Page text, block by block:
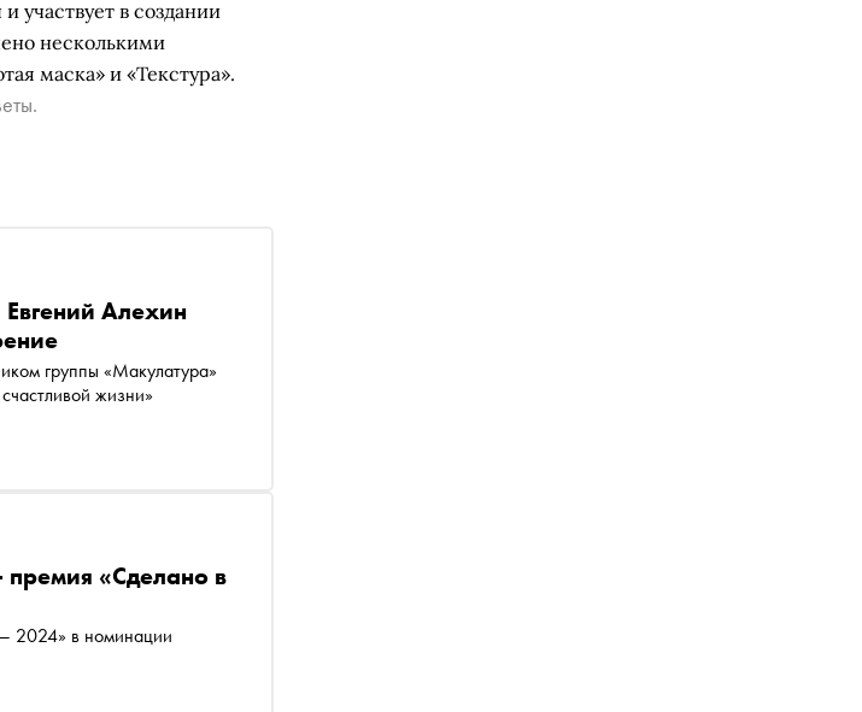
в создании
несколькими
маска» и «Текстура».
Алехин
группы «Макулатура»
жизни»
«Сделано в
2024» в номинации